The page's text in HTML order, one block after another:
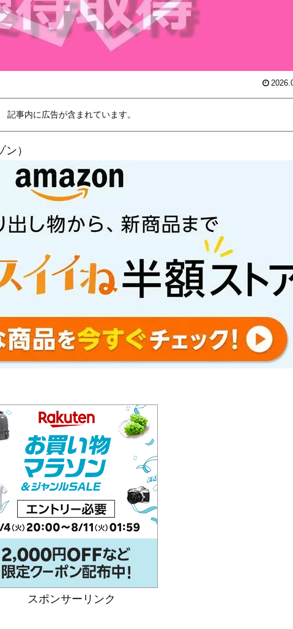
記事内に広告が含まれています。
）
スポンサーリンク